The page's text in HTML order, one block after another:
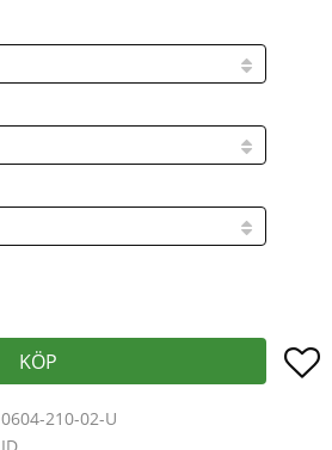
KÖP
0604-210-02-U